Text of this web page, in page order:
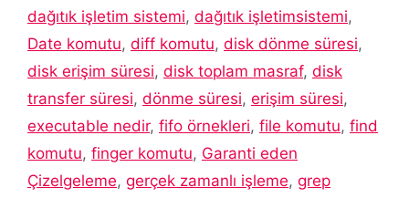
dağıtık işletim sistemi, dağıtık işletimsistemi,
Date komutu, diff komutu, disk dönme süresi,
disk erişim süresi, disk toplam masraf, disk
transfer süresi, dönme süresi, erişim süresi,
executable nedir, fifo örnekleri, file komutu, find
komutu, finger komutu, Garanti eden
Çizelgeleme, gerçek zamanlı işleme, grep